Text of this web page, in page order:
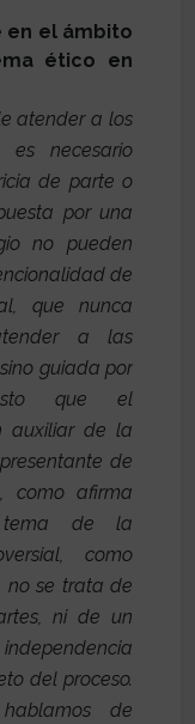
en el ámbito
ético en
atender a los
es necesario
de parte o
por una
no pueden
de
que nunca
a las
guiada por
que el
auxiliar de la
de
como afirma
tema de la
como
no se trata de
ni de un
del proceso.
de